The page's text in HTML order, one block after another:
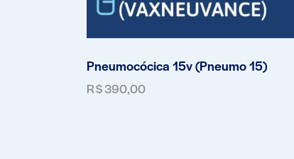
Pneumocócica 15v (Pneumo 15)
R$390,00